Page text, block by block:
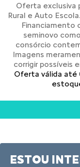
Oferta exclusiva
Rural e Auto
Financiamento
seminovo
consórcio
Imagens
corrigir possíveis
Oferta válida até
ESTOU